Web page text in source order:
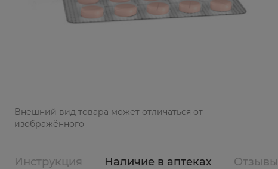
Bнешний вид товара может отличаться от
изображённого
Инструкция Наличие в аптеках Отзывы